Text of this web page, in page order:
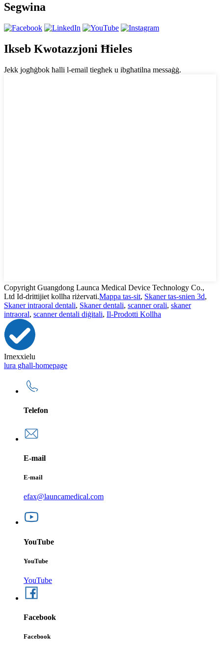
Segwina
Ikseb Kwotazzjoni Ħieles
Jekk jogħġbok ħalli l-email tiegħek u ibgħatilna messaġġ.
Copyright Guangdong Launca Medical Device Technology Co.,
Ltd Id-drittijiet kollha riżervati.Mappa tas-sit, Skaner tas-snien 3d,
Skaner intraoral dentali, Skaner dentali, scanner orali, skaner
intraoral, scanner dentali diġitali, Il-Prodotti Kollha
Irnexxielu
lura għall-homepage
Telefon
E-mail
E-mail
efax@launcamedical.com
YouTube
YouTube
YouTube
Facebook
Facebook